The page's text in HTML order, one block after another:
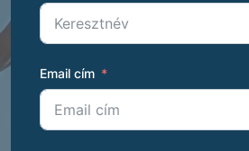
Email cím